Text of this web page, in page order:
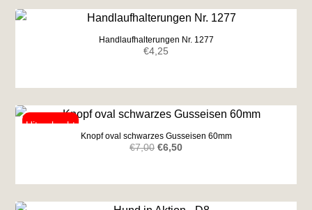
Handlaufhalterungen Nr. 1277
€4,25
Knopf oval schwarzes Gusseisen 60mm
€7,00 Ursprünglicher
war:
€7,00
€6,50Aktueller
ist:
€6,50.